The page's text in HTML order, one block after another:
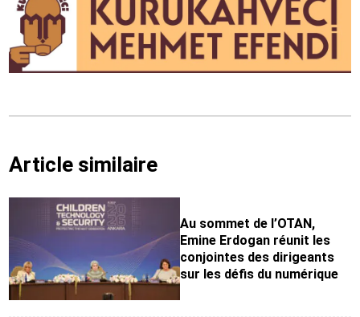
Article similaire
Au sommet de l’OTAN,
Emine Erdogan réunit les
conjointes des dirigeants
sur les défis du numérique